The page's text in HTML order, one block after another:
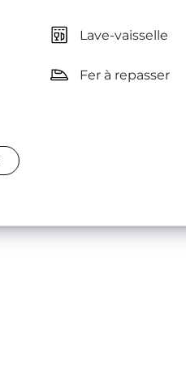
Lave-vaisselle
Fer à repasser